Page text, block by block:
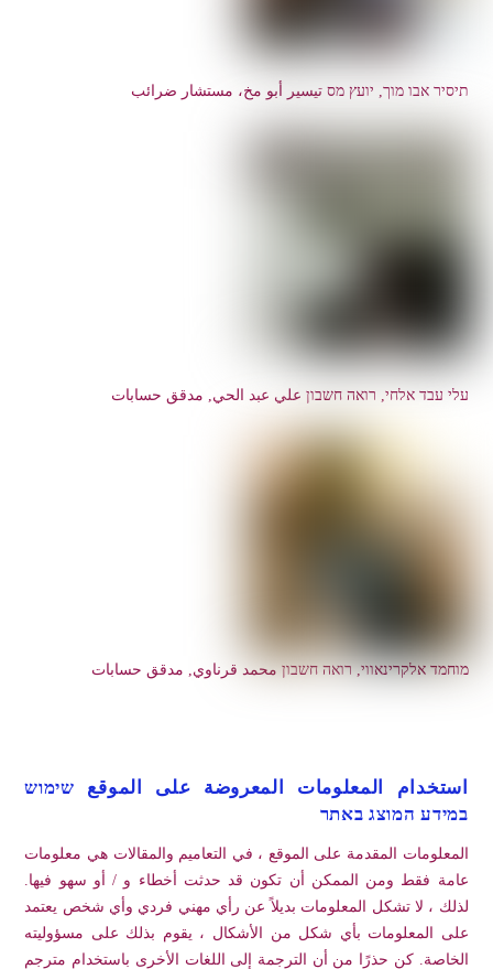
תיסיר אבו מוך, יועץ מס تيسير أبو مخ، مستشار ضرائب
עלי עבד אלחי, רואה חשבון علي عبد الحي, مدقق حسابات
מוחמד אלקרינאווי, רואה חשבון محمد قرناوي, مدقق حسابات
استخدام المعلومات المعروضة على الموقع שימוש
במידע המוצג באתר
المعلومات المقدمة على الموقع ، في التعاميم والمقالات هي معلومات
عامة فقط ومن الممكن أن تكون قد حدثت أخطاء و / أو سهو فيها.
لذلك ، لا تشكل المعلومات بديلاً عن رأي مهني فردي وأي شخص يعتمد
على المعلومات بأي شكل من الأشكال ، يقوم بذلك على مسؤوليته
الخاصة. كن حذرًا من أن الترجمة إلى اللغات الأخرى باستخدام مترجم